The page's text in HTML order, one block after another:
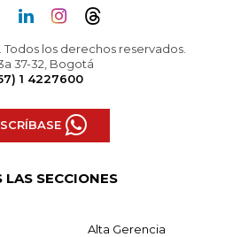
Todos los derechos reservados.
37-32, Bogotá
1 4227600
LAS SECCIONES
Alta Gerencia